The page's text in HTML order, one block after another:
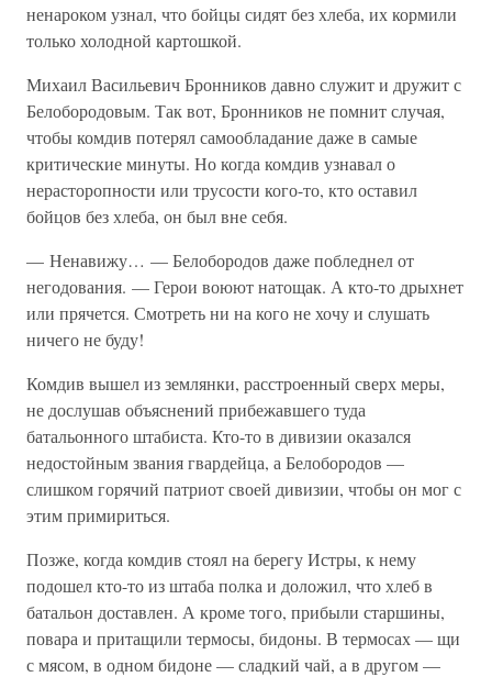
ненароком узнал, что бойцы сидят без хлеба, их кормили
только холодной картошкой.
Михаил Васильевич Бронников давно служит и дружит с
Белобородовым. Так вот, Бронников не помнит случая,
чтобы комдив потерял самообладание даже в самые
критические минуты. Но когда комдив узнавал о
нерасторопности или трусости кого-то, кто оставил
бойцов без хлеба, он был вне себя.
— Ненавижу… — Белобородов даже побледнел от
негодования. — Герои воюют натощак. А кто-то дрыхнет
или прячется. Смотреть ни на кого не хочу и слушать
ничего не буду!
Комдив вышел из землянки, расстроенный сверх меры,
не дослушав объяснений прибежавшего туда
батальонного штабиста. Кто-то в дивизии оказался
недостойным звания гвардейца, а Белобородов —
слишком горячий патриот своей дивизии, чтобы он мог с
этим примириться.
Позже, когда комдив стоял на берегу Истры, к нему
подошел кто-то из штаба полка и доложил, что хлеб в
батальон доставлен. А кроме того, прибыли старшины,
повара и притащили термосы, бидоны. В термосах — щи
с мясом, в одном бидоне — сладкий чай, а в другом —